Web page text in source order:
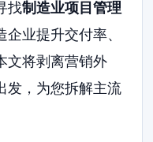
找制造业项目管理
企业提升交付率、
文将剥离营销外
发，为您拆解主流